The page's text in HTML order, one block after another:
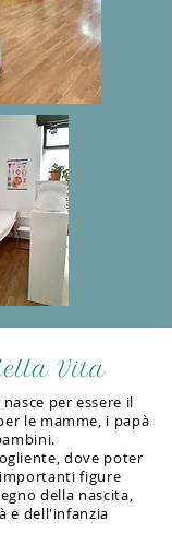
nasce per essere il
le mamme, i papà
dove poter
figure
della nascita,
e dell'infanzia